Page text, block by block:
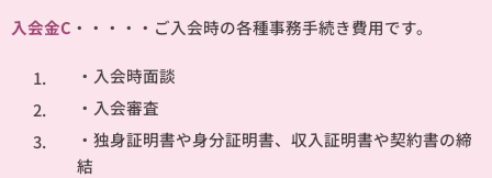
入会金C ・・・・・ご入会時の各種事務手続き費用です。
・入会時面談
・入会審査
・独身証明書や身分証明書、収入証明書や契約書の締
結